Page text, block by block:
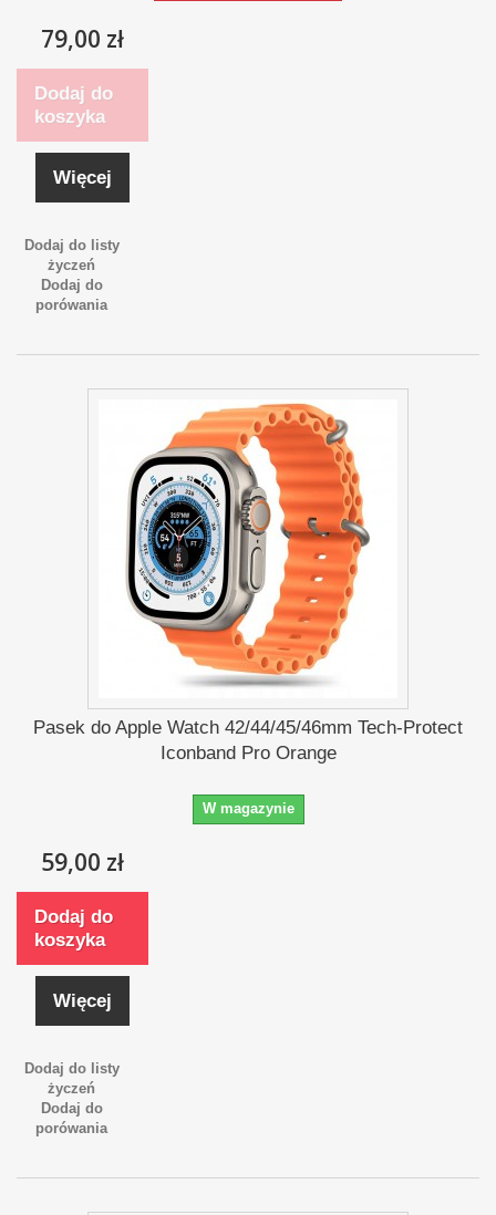
79,00 zł
Dodaj do
koszyka
Więcej
Dodaj do listy
życzeń
Dodaj do
porówania
Pasek do Apple Watch 42/44/45/46mm Tech-Protect
Iconband Pro Orange
W magazynie
59,00 zł
Dodaj do
koszyka
Więcej
Dodaj do listy
życzeń
Dodaj do
porówania